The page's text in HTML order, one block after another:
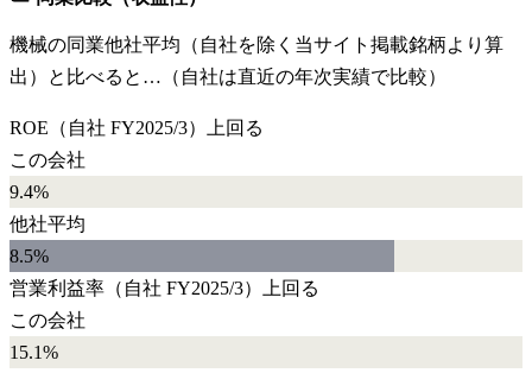
機械の同業他社平均（自社を除く当サイト掲載銘柄より算
出）と比べると…（自社は直近の年次実績で比較）
ROE （自社 FY2025/3）
上回る
この会社
9.4%
他社平均
8.5%
営業利益率 （自社 FY2025/3）
上回る
この会社
15.1%